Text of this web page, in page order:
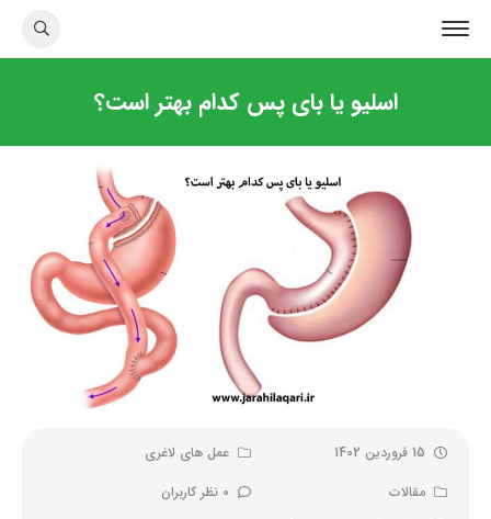
اسلیو یا بای پس کدام بهتر است؟
15 فروردین 1402
عمل های لاغری
مقالات
0 نظر کاربران